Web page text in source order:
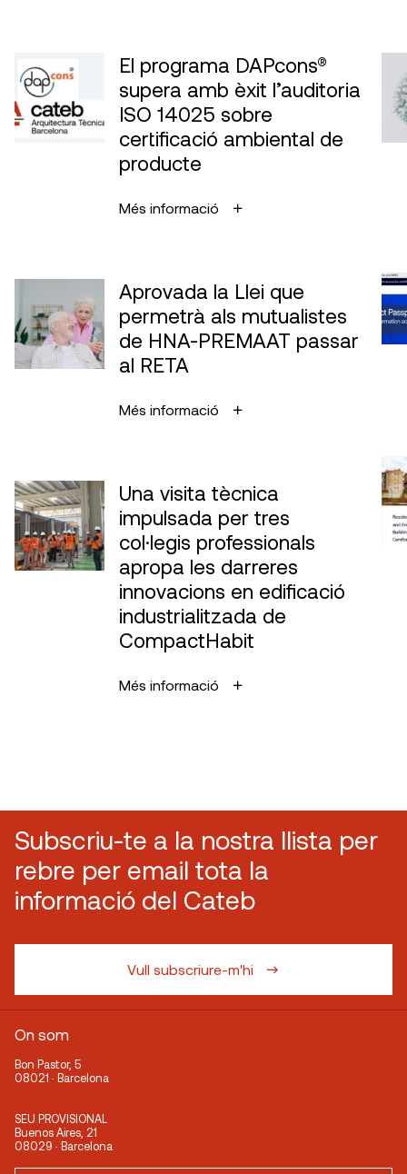
El programa DAPcons®
supera amb èxit l’auditoria
ISO 14025 sobre
certificació ambiental de
producte
Més informació
Aprovada la Llei que
permetrà als mutualistes
de HNA-PREMAAT passar
al RETA
Més informació
Una visita tècnica
impulsada per tres
col·legis professionals
apropa les darreres
innovacions en edificació
industrialitzada de
CompactHabit
Més informació
Subscriu-te a la nostra llista per
rebre per email tota la
informació del Cateb
Vull subscriure-m'hi
On som
Bon Pastor, 5
08021 · Barcelona
SEU PROVISIONAL
Buenos Aires, 21
08029 · Barcelona